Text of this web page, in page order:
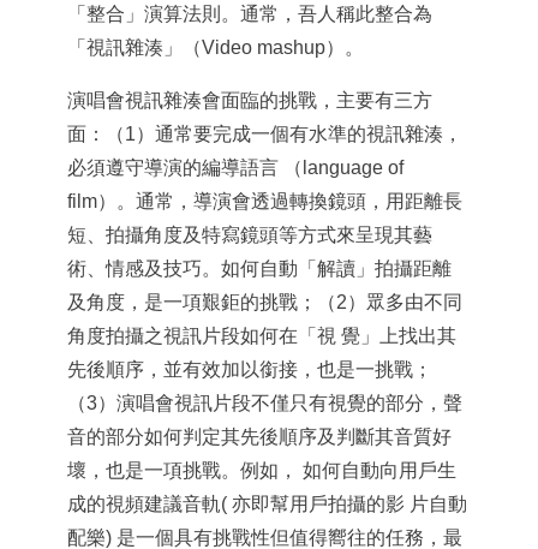
「整合」演算法則。通常，吾人稱此整合為
「視訊雜湊」（Video mashup）。
演唱會視訊雜湊會面臨的挑戰，主要有三方
面：（1）通常要完成一個有水準的視訊雜湊，
必須遵守導演的編導語言 （language of
film）。通常，導演會透過轉換鏡頭，用距離長
短、拍攝角度及特寫鏡頭等方式來呈現其藝
術、情感及技巧。如何自動「解讀」拍攝距離
及角度，是一項艱鉅的挑戰；（2）眾多由不同
角度拍攝之視訊片段如何在「視 覺」上找出其
先後順序，並有效加以銜接，也是一挑戰；
（3）演唱會視訊片段不僅只有視覺的部分，聲
音的部分如何判定其先後順序及判斷其音質好
壞，也是一項挑戰。例如， 如何自動向用戶生
成的視頻建議音軌( 亦即幫用戶拍攝的影 片自動
配樂) 是一個具有挑戰性但值得嚮往的任務，最